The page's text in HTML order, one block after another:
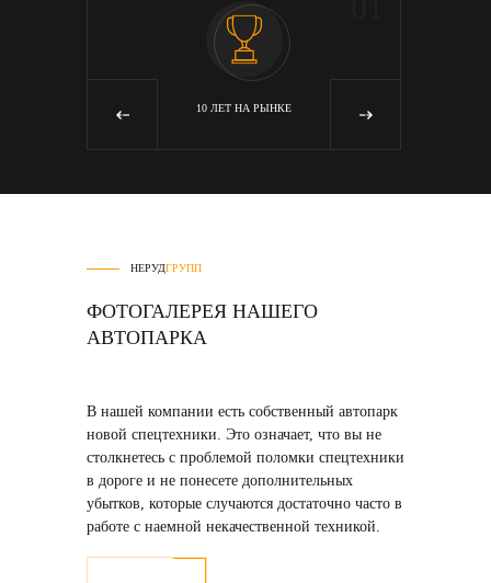
10 ЛЕТ НА РЫНКЕ
‹ ›
НЕРУДГРУПП
ФОТОГАЛЕРЕЯ НАШЕГО
АВТОПАРКА
В нашей компании есть собственный автопарк
новой спецтехники. Это означает, что вы не
столкнетесь с проблемой поломки спецтехники
в дороге и не понесете дополнительных
убытков, которые случаются достаточно часто в
работе с наемной некачественной техникой.